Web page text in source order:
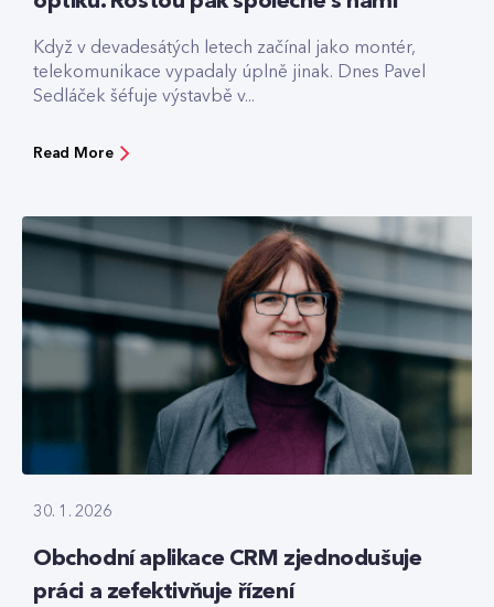
Když v devadesátých letech začínal jako montér,
telekomunikace vypadaly úplně jinak. Dnes Pavel
Sedláček šéfuje výstavbě v...
Read More
30. 1. 2026
Obchodní aplikace CRM zjednodušuje
práci a zefektivňuje řízení